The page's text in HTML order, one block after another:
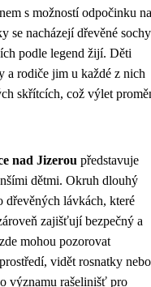
s možností odpočinku na
se nacházejí dřevěné sochy
podle legend žijí. Děti
a rodiče jim u každé z nich
skřítcích, což výlet
nad Jizerou představuje
dětmi. Okruh dlouhý
dřevěných lávkách, které
zajišťují bezpečný a
mohou pozorovat
vidět rosnatky nebo
významu rašelinišť pro